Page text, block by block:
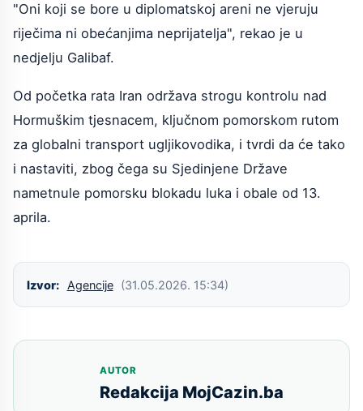
"Oni koji se bore u diplomatskoj areni ne vjeruju
riječima ni obećanjima neprijatelja", rekao je u
nedjelju Galibaf.
Od početka rata Iran održava strogu kontrolu nad
Hormuškim tjesnacem, ključnom pomorskom rutom
za globalni transport ugljikovodika, i tvrdi da će tako
i nastaviti, zbog čega su Sjedinjene Države
nametnule pomorsku blokadu luka i obale od 13.
aprila.
Izvor: Agencije (31.05.2026. 15:34)
AUTOR
Redakcija MojCazin.ba